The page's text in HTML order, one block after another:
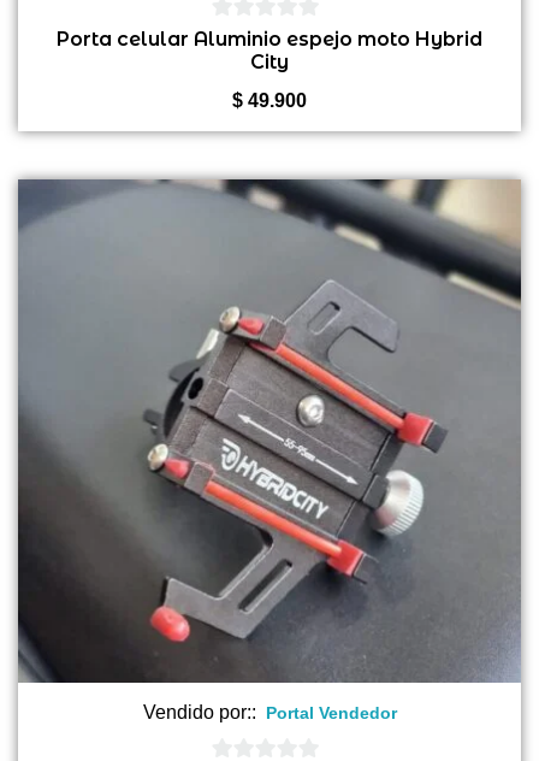
0
Porta celular Aluminio espejo moto Hybrid
City
$ 49.900
Vendido por:: Portal Vendedor